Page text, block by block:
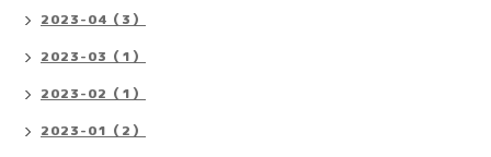
2023-04（3）
2023-03（1）
2023-02（1）
2023-01（2）